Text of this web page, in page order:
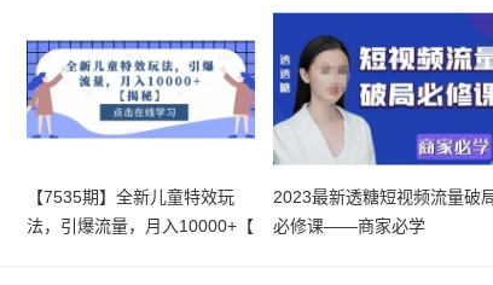
（直播运营
【7535期】全新儿童特效玩
法，引爆流量，月入10000+【
2023最新透糖短视频流量破
必修课——商家必学